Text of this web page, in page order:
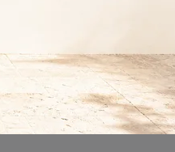
Cinisello Balsamo